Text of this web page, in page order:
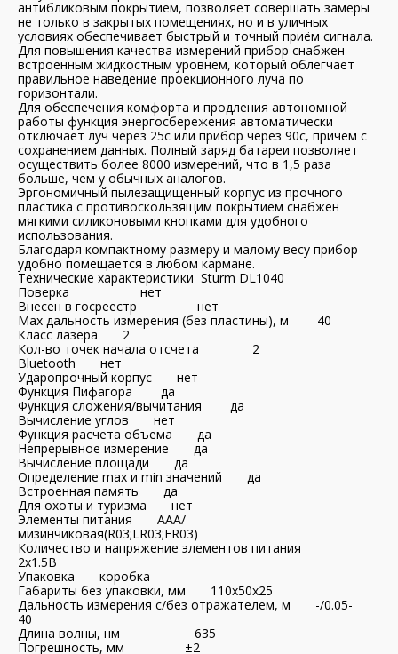
антибликовым покрытием, позволяет совершать замеры
не только в закрытых помещениях, но и в уличных
условиях обеспечивает быстрый и точный приём сигнала.
Для повышения качества измерений прибор снабжен
встроенным жидкостным уровнем, который облегчает
правильное наведение проекционного луча по
горизонтали.
Для обеспечения комфорта и продления автономной
работы функция энергосбережения автоматически
отключает луч через 25с или прибор через 90с, причем с
сохранением данных. Полный заряд батареи позволяет
осуществить более 8000 измерений, что в 1,5 раза
больше, чем у обычных аналогов.
Эргономичный пылезащищенный корпус из прочного
пластика с противоскользящим покрытием снабжен
мягкими силиконовыми кнопками для удобного
использования.
Благодаря компактному размеру и малому весу прибор
удобно помещается в любом кармане.
Технические характеристики Sturm DL1040
Поверка нет
Внесен в госреестр нет
Мах дальность измерения (без пластины), м 40
Класс лазера 2
Кол-во точек начала отсчета 2
Bluetooth нет
Ударопрочный корпус нет
Функция Пифагора да
Функция сложения/вычитания да
Вычисление углов нет
Функция расчета объема да
Непрерывное измерение да
Вычисление площади да
Определение mах и min значений да
Встроенная память да
Для охоты и туризма нет
Элементы питания AAA/
мизинчиковая(R03;LR03;FR03)
Количество и напряжение элементов питания
2х1.5B
Упаковка коробка
Габариты без упаковки, мм 110х50х25
Дальность измерения с/без отражателем, м -/0.05-
40
Длина волны, нм 635
Погрешность, мм ±2